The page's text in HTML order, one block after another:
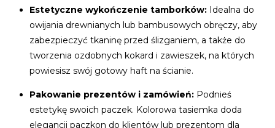
Estetyczne wykończenie tamborków: Idealna do
owijania drewnianych lub bambusowych obręczy, aby
zabezpieczyć tkaninę przed ślizganiem, a także do
tworzenia ozdobnych kokard i zawieszek, na których
powiesisz swój gotowy haft na ścianie.
Pakowanie prezentów i zamówień: Podnieś
estetykę swoich paczek. Kolorowa tasiemka doda
elegancji paczkon do klientów lub prezentom dla